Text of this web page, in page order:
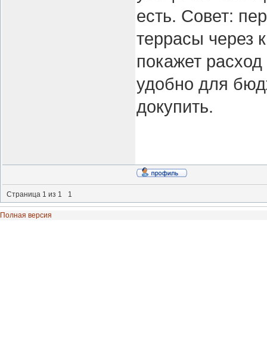
есть. Совет:
террасы через
покажет
удобно для
докупить.
Страница 1 из 1 1
Полная версия